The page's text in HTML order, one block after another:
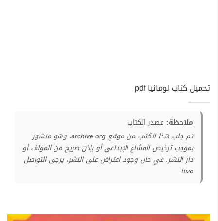
تحميل كتاب لومانيا pdf
ملاحظة: مصدر الكتاب
تم جلب هذا الكتاب من موقع archive.org، وهو منشور
بموجب ترخيص المشاع الإبداعي أو بإذن صريح من المؤلف أو
دار النشر. في حال وجود اعتراض على النشر، يرجى التواصل
معنا.